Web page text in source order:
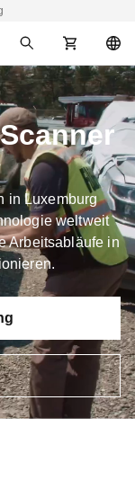
in Luxemburg
weltweit
Arbeitsabläufe in